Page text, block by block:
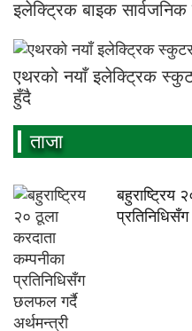
इलेक्ट्रिक बाइक सार्वजनिक
एथरको नयाँ इलेक्ट्रिक
हुँदै
ताजा
बहुराष्ट्रिय